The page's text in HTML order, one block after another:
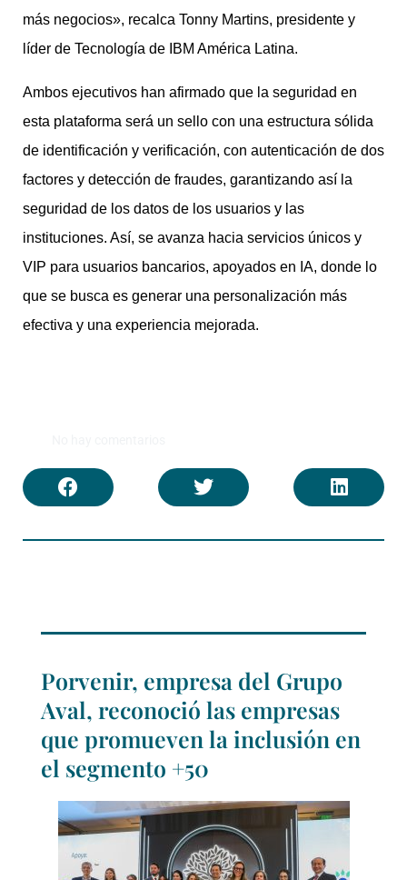
más negocios», recalca Tonny Martins, presidente y
líder de Tecnología de IBM América Latina.
Ambos ejecutivos han afirmado que la seguridad en
esta plataforma será un sello con una estructura sólida
de identificación y verificación, con autenticación de dos
factores y detección de fraudes, garantizando así la
seguridad de los datos de los usuarios y las
instituciones. Así, se avanza hacia servicios únicos y
VIP para usuarios bancarios, apoyados en IA, donde lo
que se busca es generar una personalización más
efectiva y una experiencia mejorada.
Porvenir, empresa del Grupo
Aval, reconoció las empresas
que promueven la inclusión en
el segmento +50